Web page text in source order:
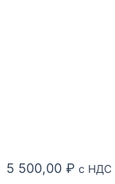
5 500,00 ₽ с НДС